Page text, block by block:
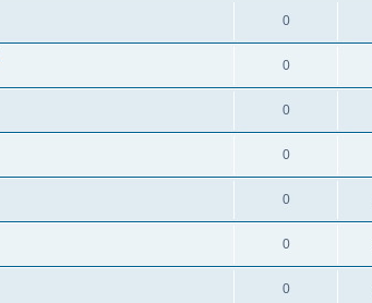
0
0
0
0
0
0
0